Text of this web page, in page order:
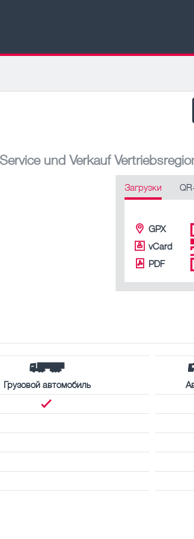
und Verkauf
Загрузки
GPX
vCard
PDF
Грузовой автомобиль